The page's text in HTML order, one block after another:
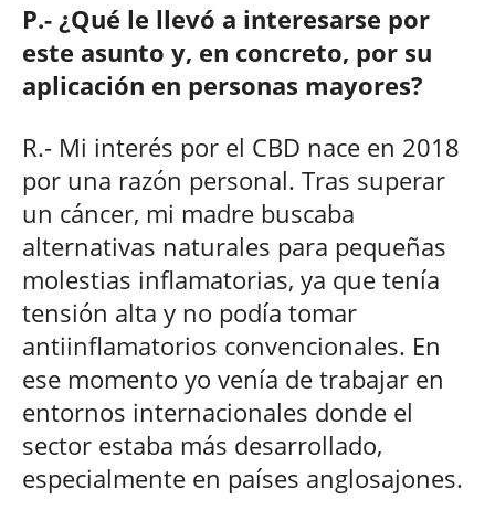
P.- ¿Qué le llevó a interesarse por
este asunto y, en concreto, por su
aplicación en personas mayores?
R.- Mi interés por el CBD nace en 2018
por una razón personal. Tras superar
un cáncer, mi madre buscaba
alternativas naturales para pequeñas
molestias inflamatorias, ya que tenía
tensión alta y no podía tomar
antiinflamatorios convencionales. En
ese momento yo venía de trabajar en
entornos internacionales donde el
sector estaba más desarrollado,
especialmente en países anglosajones.